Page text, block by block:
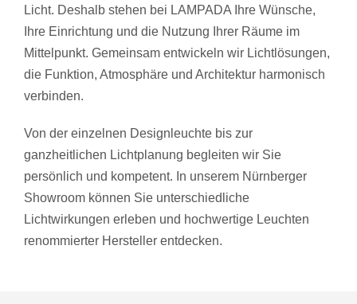
Licht. Deshalb stehen bei LAMPADA Ihre Wünsche,
Ihre Einrichtung und die Nutzung Ihrer Räume im
Mittelpunkt. Gemeinsam entwickeln wir Lichtlösungen,
die Funktion, Atmosphäre und Architektur harmonisch
verbinden.
Von der einzelnen Designleuchte bis zur
ganzheitlichen Lichtplanung begleiten wir Sie
persönlich und kompetent. In unserem Nürnberger
Showroom können Sie unterschiedliche
Lichtwirkungen erleben und hochwertige Leuchten
renommierter Hersteller entdecken.